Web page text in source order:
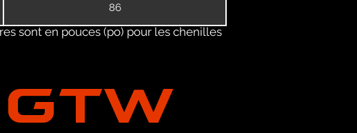
86
sont en pouces (po) pour les chenilles
GTW